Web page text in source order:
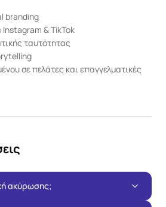
branding
& TikTok
ταυτότητας
σε πελάτες και επαγγελματικές
ακύρωσης;